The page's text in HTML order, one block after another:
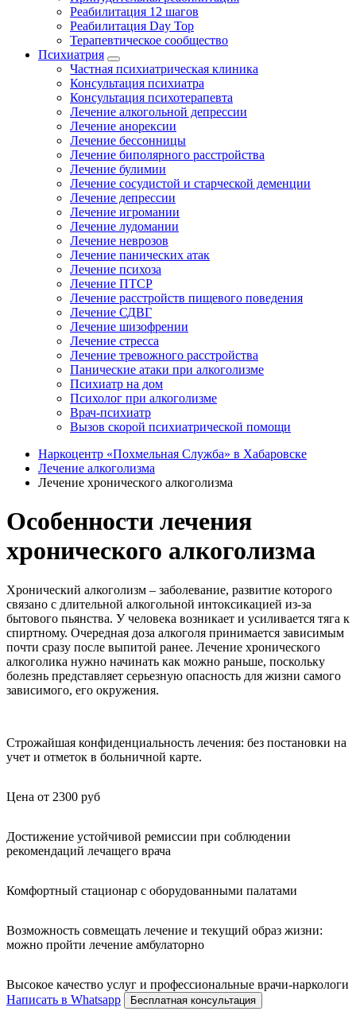
Реабилитация 12 шагов
Реабилитация Day Top
Терапевтическое сообщество
Психиатрия
Частная психиатрическая клиника
Консультация психиатра
Консультация психотерапевта
Лечение алкогольной депрессии
Лечение анорексии
Лечение бессонницы
Лечение биполярного расстройства
Лечение булимии
Лечение сосудистой и старческой деменции
Лечение депрессии
Лечение игромании
Лечение лудомании
Лечение неврозов
Лечение панических атак
Лечение психоза
Лечение ПТСР
Лечение расстройств пищевого поведения
Лечение СДВГ
Лечение шизофрении
Лечение стресса
Лечение тревожного расстройства
Панические атаки при алкоголизме
Психиатр на дом
Психолог при алкоголизме
Врач-психиатр
Вызов скорой психиатрической помощи
Наркоцентр «Похмельная Служба» в Хабаровске
Лечение алкоголизма
Лечение хронического алкоголизма
Особенности лечения
хронического алкоголизма
Хронический алкоголизм – заболевание, развитие которого
связано с длительной алкогольной интоксикацией из-за
бытового пьянства. У человека возникает и усиливается тяга к
спиртному. Очередная доза алкоголя принимается зависимым
почти сразу после выпитой ранее. Лечение хронического
алкоголика нужно начинать как можно раньше, поскольку
болезнь представляет серьезную опасность для жизни самого
зависимого, его окружения.
Строжайшая конфиденциальность лечения: без постановки на
учет и отметок в больничной карте.
Цена от 2300 руб
Достижение устойчивой ремиссии при соблюдении
рекомендаций лечащего врача
Комфортный стационар с оборудованными палатами
Возможность совмещать лечение и текущий образ жизни:
можно пройти лечение амбулаторно
Высокое качество услуг и профессиональные врачи-наркологи
Написать в Whatsapp
Бесплатная консультация